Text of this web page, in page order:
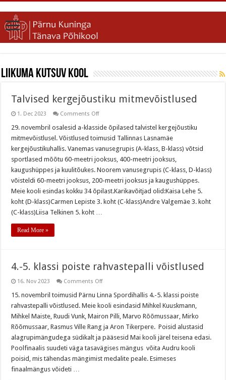
Liikuma Kutsuv Kool
Talvised kergejõustiku mitmevõistlused
1. Dec 2023 Comments Offon
kergejõustiku
mitmevõistlused
29. novembril osalesid a-klasside õpilased talvistel kergejõustiku
mitmevõistlusel. Võistlused toimusid Tallinnas Lasnamäe
kergejõustikuhallis. Vanemas vanusegrupis (A-klass, B-klass) võtsid
sportlased mõõtu 60-meetri jooksus, 400-meetri jooksus,
kaugushüppes ja kuulitõukes. Noorem vanusegrupis (C-klass, D-klass)
võisteldi 60-meetri jooksus, 200-meetri jooksus ja kaugushüppes.
Meie kooli esindas kokku 34 õpilast.Karikavõitjad olid:Kaisa Lehe 5.
koht (D-klass)Carmen Lepiste 3. koht (C-klass)Andre Valgemäe 3. koht
(C-klass)Liisa Telkinen 5. koht …
Read More »
4.-5. klassi poiste rahvastepalli võistlused
16. Nov 2023 Comments Offon
klassi
poiste
rahvastepalli
võistlused
15. novembril toimusid Pärnu Linna Spordihallis 4.-5. klassi poiste
rahvastepalli võistlused. Meie kooli esindasid Mihkel Kuuskmann,
Mihkel Maiste, Ruudi Vunk, Mairon Pilli, Marvo Rõõmussaar, Mirko
Rõõmussaar, Rasmus Ville Rang ja Aron Tikerpere. Poisid alustasid
alagrupimängudega südikalt ja pääsesid Mai kooli järel teisena edasi.
Poolfinaalis suudeti väga tasavägises mängus võita Audru kooli
poisid, mis tähendas mängimist medalite peale. Esimeses
finaalmängus võideti …